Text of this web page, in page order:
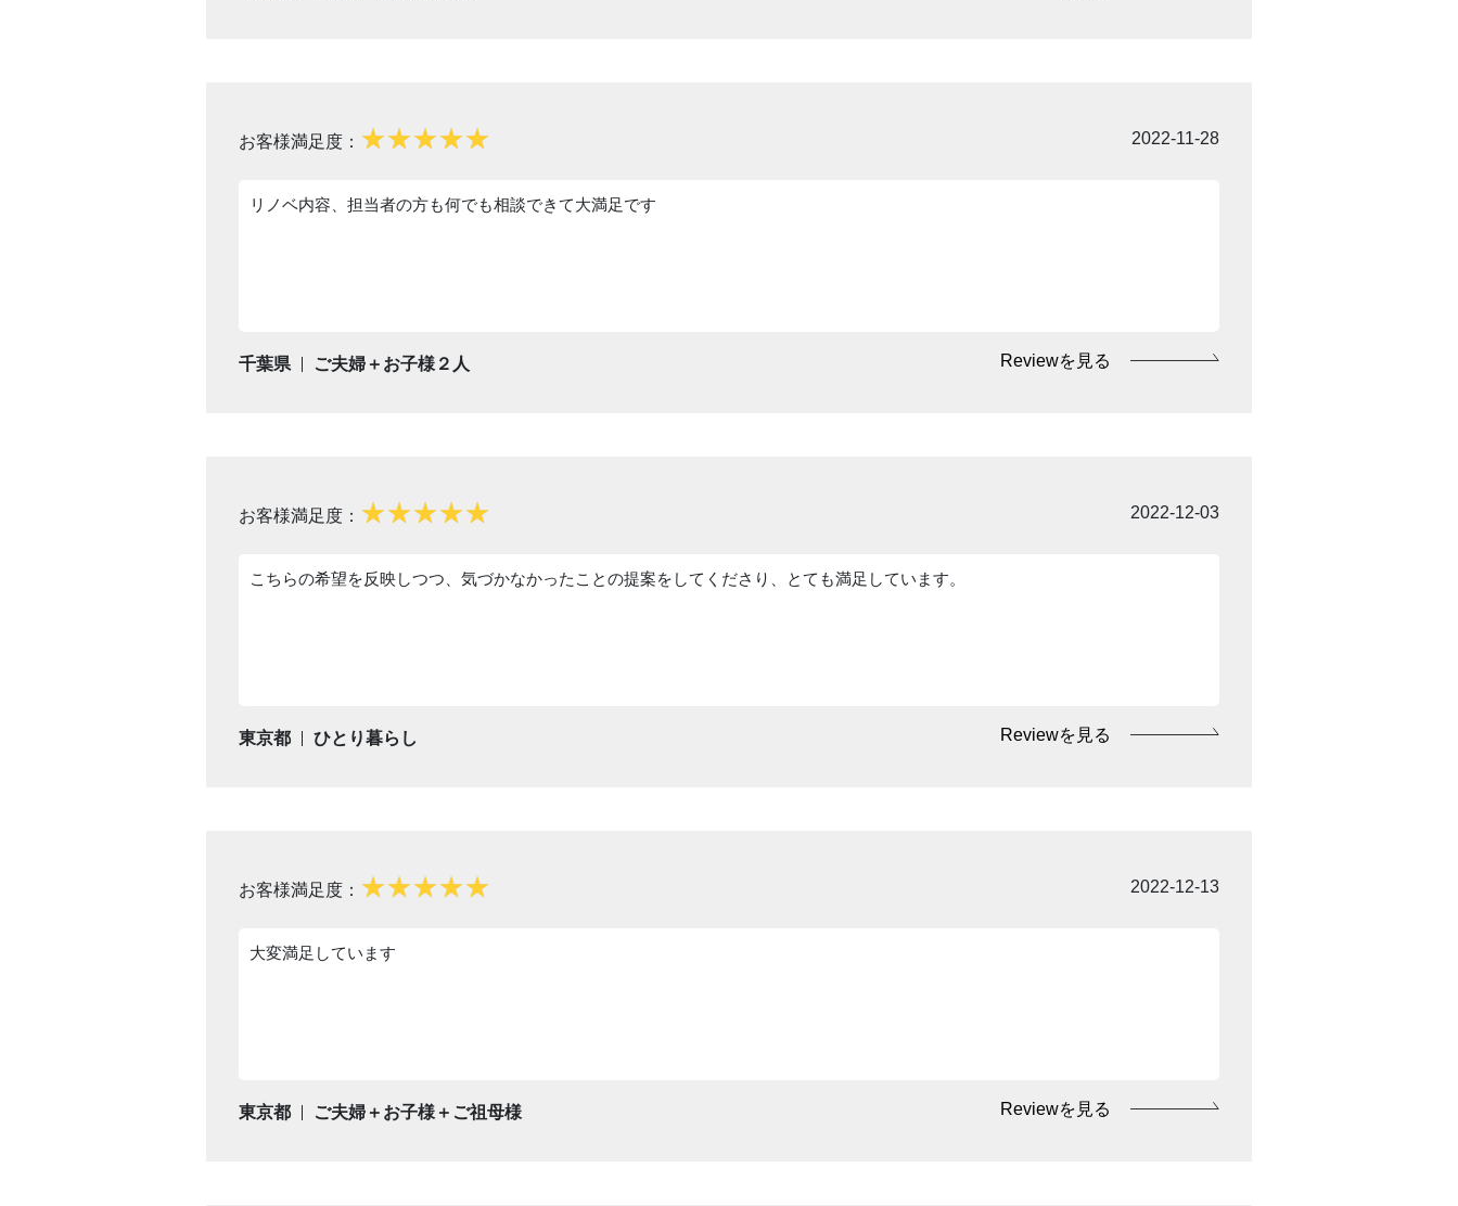
お客様満足度： 2022-11-28
リノベ内容、担当者の方も何でも相談できて大満足です
千葉県 ご夫婦＋お子様２人 Reviewを見る
お客様満足度： 2022-12-03
こちらの希望を反映しつつ、気づかなかったことの提案をしてくださり、とても満足しています。
東京都 ひとり暮らし Reviewを見る
お客様満足度： 2022-12-13
大変満足しています
東京都 ご夫婦＋お子様＋ご祖母様 Reviewを見る